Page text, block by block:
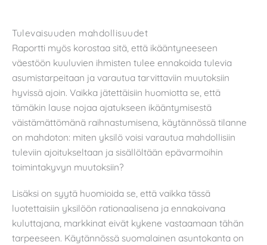
Tulevaisuuden mahdollisuudet
Raportti myös korostaa sitä, että ikääntyneeseen
väestöön kuuluvien ihmisten tulee ennakoida tulevia
asumistarpeitaan ja varautua tarvittaviin muutoksiin
hyvissä ajoin. Vaikka jätettäisiin huomiotta se, että
tämäkin lause nojaa ajatukseen ikääntymisestä
väistämättömänä raihnastumisena, käytännössä tilanne
on mahdoton: miten yksilö voisi varautua mahdollisiin
tuleviin ajoitukseltaan ja sisällöltään epävarmoihin
toimintakyvyn muutoksiin?
Lisäksi on syytä huomioida se, että vaikka tässä
luotettaisiin yksilöön rationaalisena ja ennakoivana
kuluttajana, markkinat eivät kykene vastaamaan tähän
tarpeeseen. Käytännössä suomalainen asuntokanta on